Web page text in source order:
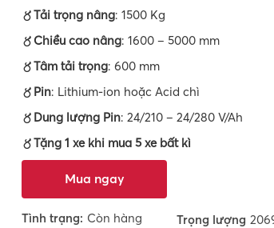
〥Tải trọng nâng: 1500 Kg
〥Chiều cao nâng: 1600 – 5000 mm
〥Tâm tải trọng: 600 mm
〥Pin: Lithium-ion hoặc Acid chì
〥Dung lượng Pin: 24/210 – 24/280 V/Ah
〥Tặng 1 xe khi mua 5 xe bất kì
Mua ngay
Tình trạng: Còn hàng Trọng lượng